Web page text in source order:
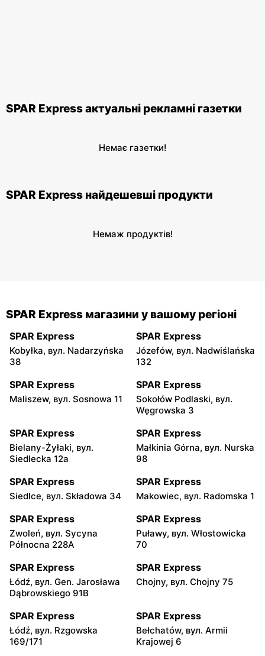
SPAR Express актуальні рекламні газетки
Немає газетки!
SPAR Express найдешевші продукти
Немаж продуктів!
SPAR Express магазини у вашому регіоні
SPAR Express
Kobyłka, вул. Nadarzyńska
38
SPAR Express
Józefów, вул. Nadwiślańska
132
SPAR Express
Maliszew, вул. Sosnowa 11
SPAR Express
Sokołów Podlaski, вул.
Węgrowska 3
SPAR Express
Bielany-Żyłaki, вул.
Siedlecka 12a
SPAR Express
Małkinia Górna, вул. Nurska
98
SPAR Express
Siedlce, вул. Składowa 34
SPAR Express
Makowiec, вул. Radomska 1
SPAR Express
Zwoleń, вул. Sycyna
Północna 228A
SPAR Express
Puławy, вул. Włostowicka
70
SPAR Express
Łódź, вул. Gen. Jarosława
Dąbrowskiego 91B
SPAR Express
Chojny, вул. Chojny 75
SPAR Express
Łódź, вул. Rzgowska
169/171
SPAR Express
Bełchatów, вул. Armii
Krajowej 6